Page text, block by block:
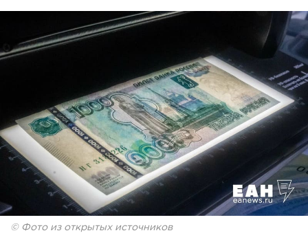
© Фото из открытых источников